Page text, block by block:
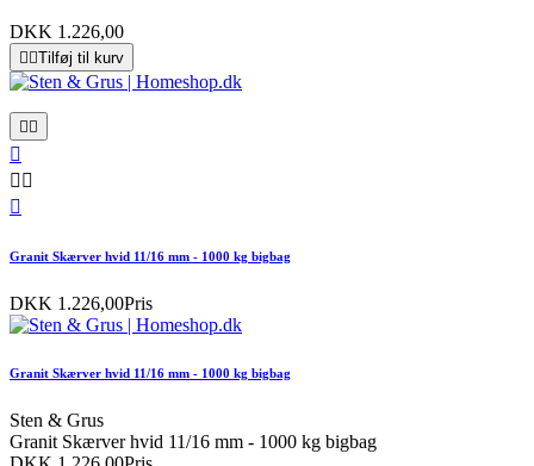
DKK 1.226,00
 Tilføj til kurv
 

 

Granit Skærver hvid 11/16 mm - 1000 kg bigbag
DKK 1.226,00Pris
Granit Skærver hvid 11/16 mm - 1000 kg bigbag
Sten & Grus
Granit Skærver hvid 11/16 mm - 1000 kg bigbag